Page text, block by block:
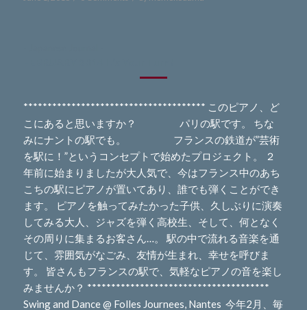
************************************** このピアノ、ど
こにあると思いますか？ パリの駅です。 ちな
みにナントの駅でも。 フランスの鉄道が”芸術
を駅に！”というコンセプトで始めたプロジェクト。 ２
年前に始まりましたが大人気で、今はフランス中のあち
こちの駅にピアノが置いてあり、誰でも弾くことができ
ます。 ピアノを触ってみたかった子供、久しぶりに演奏
してみる大人、ジャズを弾く高校生、そして、何となく
その周りに集まるお客さん…。 駅の中で流れる音楽を通
じて、雰囲気がなごみ、友情が生まれ、幸せを呼びま
す。 皆さんもフランスの駅で、気軽なピアノの音を楽し
みませんか？ **************************************
Swing and Dance @ Folles Journees, Nantes 今年2月、毎